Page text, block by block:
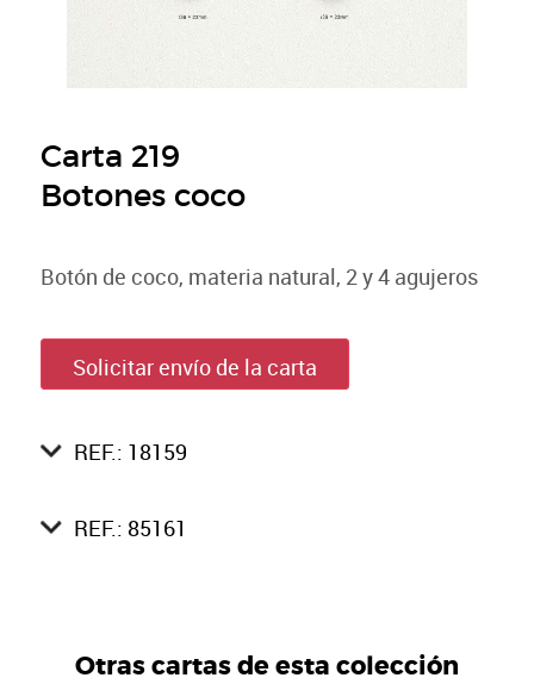
Carta 219
Botones coco
Botón de coco, materia natural, 2 y 4 agujeros
Solicitar envío de la carta
REF.: 18159
REF.: 85161
Otras cartas de esta colección